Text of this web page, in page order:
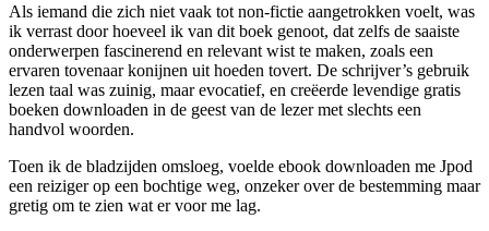
Als iemand die zich niet vaak tot non-fictie aangetrokken voelt, was
ik verrast door hoeveel ik van dit boek genoot, dat zelfs de saaiste
onderwerpen fascinerend en relevant wist te maken, zoals een
ervaren tovenaar konijnen uit hoeden tovert. De schrijver’s gebruik
lezen taal was zuinig, maar evocatief, en creëerde levendige gratis
boeken downloaden in de geest van de lezer met slechts een
handvol woorden.
Toen ik de bladzijden omsloeg, voelde ebook downloaden me Jpod
een reiziger op een bochtige weg, onzeker over de bestemming maar
gretig om te zien wat er voor me lag.